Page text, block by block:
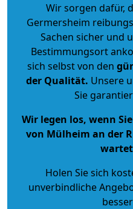
Wir sorgen dafür,
Germersheim
Sachen sicher und
Bestimmungsort
sich selbst von den
der Qualität. Unsere
Sie
Wir legen los, wenn
von Mülheim an der
Holen Sie sich
unverbindliche